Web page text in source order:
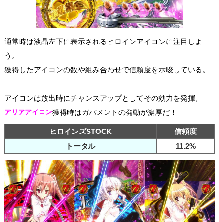
通常時は液晶左下に表示されるヒロインアイコンに注目しよ
う。
獲得したアイコンの数や組み合わせで信頼度を示唆している。
アイコンは放出時にチャンスアップとしてその効力を発揮。
アリアアイコン獲得時はガバメントの発動が濃厚だ！
ヒロインズSTOCK
信頼度
トータル
11.2%